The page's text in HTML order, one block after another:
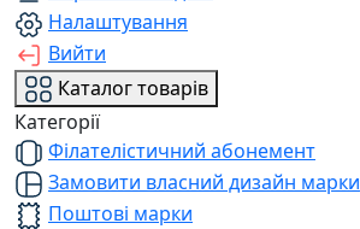
Налаштування
Вийти
Каталог товарів
Категорії
Філателістичний абонемент
Замовити власний дизайн марки
Поштові марки